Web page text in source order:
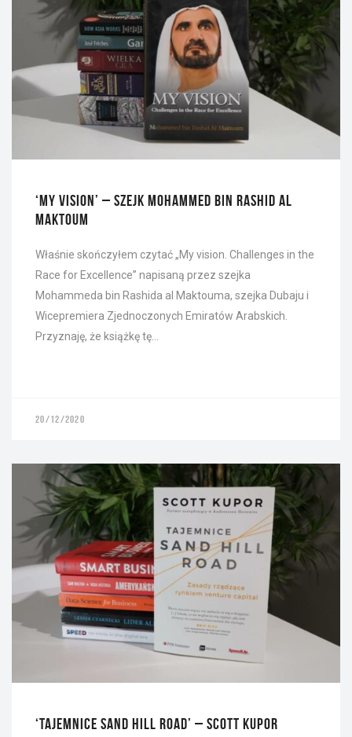
‘MY VISION’ – SZEJK MOHAMMED BIN RASHID AL
MAKTOUM
Właśnie skończyłem czytać „My vision. Challenges in the
Race for Excellence” napisaną przez szejka
Mohammeda bin Rashida al Maktouma, szejka Dubaju i
Wicepremiera Zjednoczonych Emiratów Arabskich.
Przyznaję, że książkę tę…
20/12/2020
‘TAJEMNICE SAND HILL ROAD’ – SCOTT KUPOR